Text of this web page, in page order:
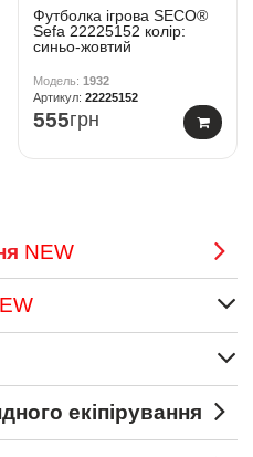
Футболка ігрова SECO®
Sefa 22225152 колiр:
синьо-жовтий
1932
22225152
555грн
NEW
екіпірування